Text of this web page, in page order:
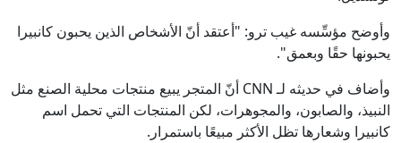
وأوضح مؤسِّسه غيب ترو: "أعتقد أنّ الأشخاص الذين يحبون كانبيرا
يحبونها حقًا وبعمق".
وأضاف في حديثه لـ CNN أنّ المتجر يبيع منتجات محلية الصنع مثل
النبيذ، والصابون، والمجوهرات، لكن المنتجات التي تحمل اسم
كانبيرا وشعارها تظل الأكثر مبيعًا باستمرار.